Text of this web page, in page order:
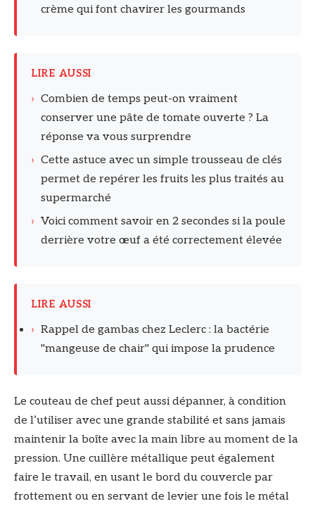
crème qui font chavirer les gourmands
LIRE AUSSI
› Combien de temps peut-on vraiment
conserver une pâte de tomate ouverte ? La
réponse va vous surprendre
› Cette astuce avec un simple trousseau de clés
permet de repérer les fruits les plus traités au
supermarché
› Voici comment savoir en 2 secondes si la poule
derrière votre œuf a été correctement élevée
LIRE AUSSI
› Rappel de gambas chez Leclerc : la bactérie
"mangeuse de chair" qui impose la prudence
Le couteau de chef peut aussi dépanner, à condition
de l’utiliser avec une grande stabilité et sans jamais
maintenir la boîte avec la main libre au moment de la
pression. Une cuillère métallique peut également
faire le travail, en usant le bord du couvercle par
frottement ou en servant de levier une fois le métal